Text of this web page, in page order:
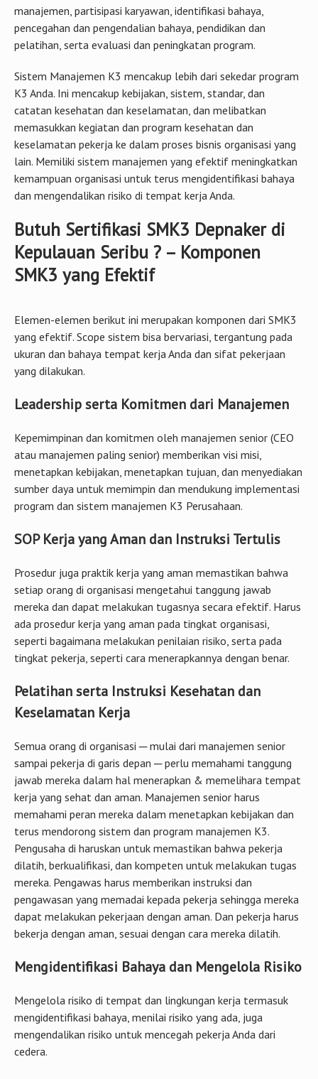
Sistem Manajemen K3 mencakup lebih dari sekedar program
K3 Anda. Ini mencakup kebijakan, sistem, standar, dan
memasukkan kegiatan dan program kesehatan dan
keselamatan pekerja ke dalam proses bisnis organisasi yang
lain. Memiliki sistem manajemen yang efektif meningkatkan
kemampuan organisasi untuk terus mengidentifikasi bahaya
dan mengendalikan risiko di tempat kerja Anda.
Butuh Sertifikasi SMK3 Depnaker di
Kepulauan Seribu ? – Komponen
SMK3 yang Efektif
Elemen-elemen berikut ini merupakan komponen dari SMK3
yang efektif. Scope sistem bisa bervariasi, tergantung pada
yang dilakukan.
Leadership serta Komitmen dari Manajemen
atau manajemen paling senior) memberikan visi misi,
sumber daya untuk memimpin dan mendukung implementasi
program dan sistem manajemen K3 Perusahaan.
SOP Kerja yang Aman dan Instruksi Tertulis
setiap orang di organisasi mengetahui tanggung jawab
ada prosedur kerja yang aman pada tingkat organisasi,
seperti bagaimana melakukan penilaian risiko, serta pada
tingkat pekerja, seperti cara menerapkannya dengan benar.
Pelatihan serta Instruksi Kesehatan dan
Keselamatan Kerja
Semua orang di organisasi ─ mulai dari manajemen senior
sampai pekerja di garis depan ─ ​​perlu memahami tanggung
kerja yang sehat dan aman. Manajemen senior harus
memahami peran mereka dalam menetapkan kebijakan dan
terus mendorong sistem dan program manajemen K3.
Pengusaha di haruskan untuk memastikan bahwa pekerja
dilatih, berkualifikasi, dan kompeten untuk melakukan tugas
mereka. Pengawas harus memberikan instruksi dan
pengawasan yang memadai kepada pekerja sehingga mereka
dapat melakukan pekerjaan dengan aman. Dan pekerja harus
bekerja dengan aman, sesuai dengan cara mereka dilatih.
Mengidentifikasi Bahaya dan Mengelola Risiko
mengidentifikasi bahaya, menilai risiko yang ada, juga
cedera.
Inspeksi Bangunan, Peralatan, Tempat Kerja
serta Praktik Kerja